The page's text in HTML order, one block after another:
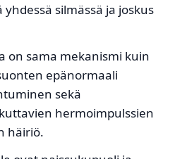
silmässä ja joskus
on sama mekanismi kuin
epänormaali
sekä
hermoimpulssien
häiriö.